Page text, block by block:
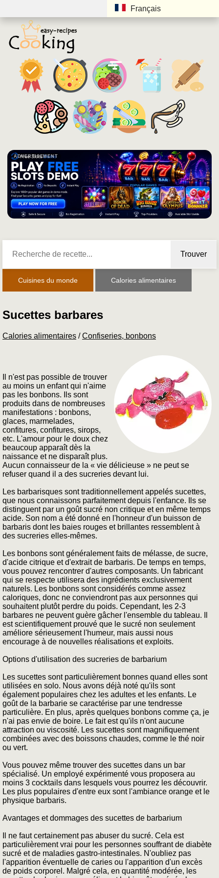
Français
ADVERTISEMENT
Trouver
Cuisines du monde Calories alimentaires
Sucettes barbares
Calories alimentaires /Confiseries, bonbons
Il n'est pas possible de trouver
au moins un enfant qui n'aime
pas les bonbons. Ils sont
produits dans de nombreuses
manifestations : bonbons,
glaces, marmelades,
confitures, confitures, sirops,
etc. L'amour pour le doux chez
beaucoup apparaît dès la
naissance et ne disparaît plus.
Aucun connaisseur de la « vie délicieuse » ne peut se
refuser quand il a des sucreries devant lui.
Les barbarisques sont traditionnellement appelés sucettes,
que nous connaissons parfaitement depuis l'enfance. Ils se
distinguent par un goût sucré non critique et en même temps
acide. Son nom a été donné en l'honneur d'un buisson de
barbaris dont les baies rouges et brillantes ressemblent à
des sucreries elles-mêmes.
Les bonbons sont généralement faits de mélasse, de sucre,
d'acide citrique et d'extrait de barbaris. De temps en temps,
vous pouvez rencontrer d'autres composants. Un fabricant
qui se respecte utilisera des ingrédients exclusivement
naturels. Les bonbons sont considérés comme assez
caloriques, donc ne conviendront pas aux personnes qui
souhaitent plutôt perdre du poids. Cependant, les 2-3
barbares ne peuvent guère gâcher l'ensemble du tableau. Il
est scientifiquement prouvé que le sucré non seulement
améliore sérieusement l'humeur, mais aussi nous
encourage à de nouvelles réalisations et exploits.
Options d'utilisation des sucreries de barbarium
Les sucettes sont particulièrement bonnes quand elles sont
utilisées en solo. Nous avons déjà noté qu'ils sont
également populaires chez les adultes et les enfants. Le
goût de la barbarie se caractérise par une tendresse
particulière. En plus, après quelques bonbons comme ça, je
n'ai pas envie de boire. Le fait est qu'ils n'ont aucune
attraction ou viscosité. Les sucettes sont magnifiquement
combinées avec des boissons chaudes, comme le thé noir
ou vert.
Vous pouvez même trouver des sucettes dans un bar
spécialisé. Un employé expérimenté vous proposera au
moins 3 cocktails dans lesquels vous pourrez les découvrir.
Les plus populaires d'entre eux sont l'ambiance orange et le
physique barbaris.
Avantages et dommages des sucettes de barbarium
Il ne faut certainement pas abuser du sucré. Cela est
particulièrement vrai pour les personnes souffrant de diabète
sucré et de maladies gastro-intestinales. N'oubliez pas
l'apparition éventuelle de caries ou l'apparition d'un excès
de poids corporel. Malgré cela, en quantité modérée, les